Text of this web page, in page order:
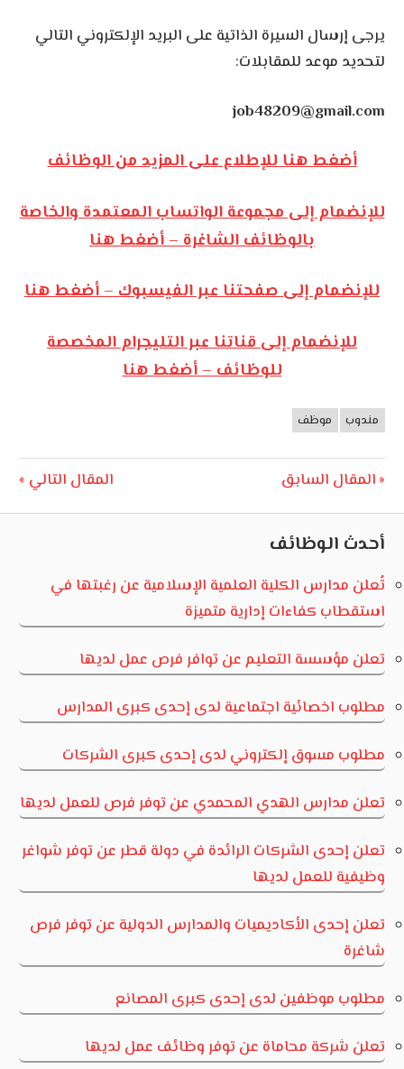
يرجى إرسال السيرة الذاتية على البريد الإلكتروني التالي
لتحديد موعد للمقابلات:
job48209@gmail.com
أضغط هنا للإطلاع على المزيد من الوظائف
للإنضمام إلى مجموعة الواتساب المعتمدة والخاصة
بالوظائف الشاغرة – أضغط هنا
للإنضمام إلى صفحتنا عبر الفيسبوك – أضغط هنا
للإنضمام إلى قناتنا عبر التليجرام المخصصة
للوظائف – أضغط هنا
وظائف
مندوب موظف
تصفّح
المقالات
Previous
المقال السابق
Next
المقال التالي
أحدث الوظائف
تُعلن مدارس الكلية العلمية الإسلامية عن رغبتها في
استقطاب كفاءات إدارية متميزة
تعلن مؤسسة التعليم عن توافر فرص عمل لديها
مطلوب اخصائية اجتماعية لدى إحدى كبرى المدارس
مطلوب مسوق إلكتروني لدى إحدى كبرى الشركات
تعلن مدارس الهدي المحمدي عن توفر فرص للعمل لديها
تعلن إحدى الشركات الرائدة في دولة قطر عن توفر شواغر
وظيفية للعمل لديها
تعلن إحدى الأكاديميات والمدارس الدولية عن توفر فرص
شاغرة
مطلوب موظفين لدى إحدى كبرى المصانع
تعلن شركة محاماة عن توفر وظائف عمل لديها